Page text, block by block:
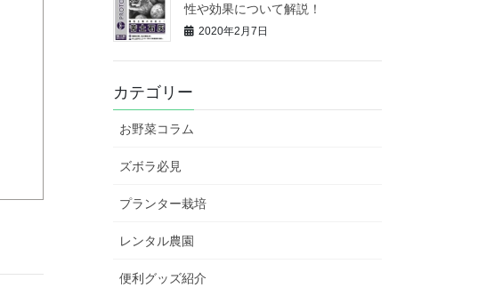
性や効果について解説！
2020年2月7日
カテゴリー
お野菜コラム
ズボラ必見
プランター栽培
レンタル農園
便利グッズ紹介